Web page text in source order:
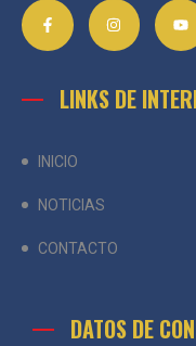
LINKS DE
INICIO
NOTICIAS
CONTACTO
DATOS DE